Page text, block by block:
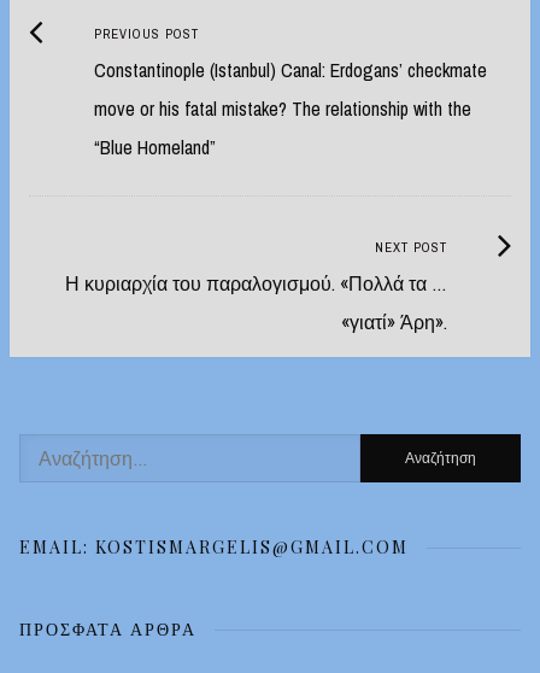
Post
navigation
PREVIOUS POSTPrevious
post:
Constantinople (Istanbul) Canal: Erdogans’ checkmate
move or his fatal mistake? The relationship with the
“Blue Homeland”
NEXT POST
Η κυριαρχία του παραλογισμού. «Πολλά τα …
«γιατί» Άρη».
Next
Αναζήτηση
για:
EMAIL: KOSTISMARGELIS@GMAIL.COM
ΠΡΌΣΦΑΤΑ ΆΡΘΡΑ